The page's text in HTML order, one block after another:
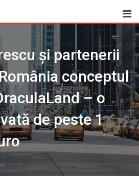
şi partenerii
conceptul
– o
de peste 1